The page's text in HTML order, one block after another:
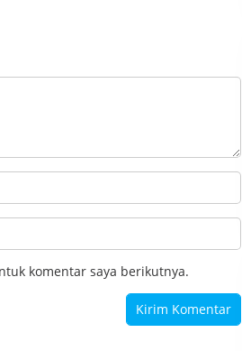
komentar saya berikutnya.